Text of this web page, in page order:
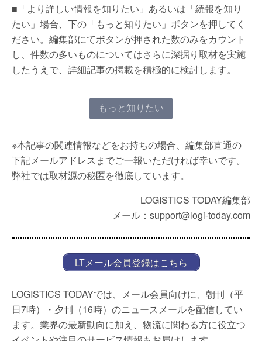
■「より詳しい情報を知りたい」あるいは「続報を知り
たい」場合、下の「もっと知りたい」ボタンを押してく
ださい。編集部にてボタンが押された数のみをカウント
し、件数の多いものについてはさらに深掘り取材を実施
したうえで、詳細記事の掲載を積極的に検討します。
もっと知りたい
※本記事の関連情報などをお持ちの場合、編集部直通の
下記メールアドレスまでご一報いただければ幸いです。
弊社では取材源の秘匿を徹底しています。
LOGISTICS TODAY編集部
メール：support@logi-today.com
LTメール会員登録はこちら
LOGISTICS TODAYでは、メール会員向けに、朝刊（平
日7時）・夕刊（16時）のニュースメールを配信してい
ます。業界の最新動向に加え、物流に関わる方に役立つ